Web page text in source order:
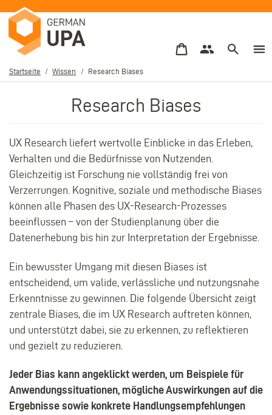
zum
Inhalt
Pfadnavigation
Startseite Wissen Research Biases
Research Biases
UX Research liefert wertvolle Einblicke in das Erleben,
Verhalten und die Bedürfnisse von Nutzenden.
Gleichzeitig ist Forschung nie vollständig frei von
Verzerrungen. Kognitive, soziale und methodische Biases
können alle Phasen des UX-Research-Prozesses
beeinflussen – von der Studienplanung über die
Datenerhebung bis hin zur Interpretation der Ergebnisse.
Ein bewusster Umgang mit diesen Biases ist
entscheidend, um valide, verlässliche und nutzungsnahe
Erkenntnisse zu gewinnen. Die folgende Übersicht zeigt
zentrale Biases, die im UX Research auftreten können,
und unterstützt dabei, sie zu erkennen, zu reflektieren
und gezielt zu reduzieren.
Jeder Bias kann angeklickt werden, um Beispiele für
Anwendungssituationen, mögliche Auswirkungen auf die
Ergebnisse sowie konkrete Handlungsempfehlungen